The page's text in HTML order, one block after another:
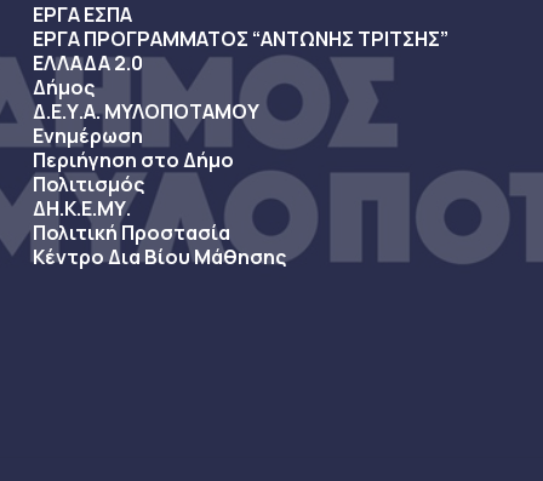
ΕΡΓΑ ΕΣΠΑ
ΕΡΓΑ ΠΡΟΓΡΑΜΜΑΤΟΣ “ΑΝΤΩΝΗΣ ΤΡΙΤΣΗΣ”
ΕΛΛΑΔΑ 2.0
Δήμος
Δ.Ε.Υ.Α. ΜΥΛΟΠΟΤΑΜΟΥ
Ενημέρωση
Περιήγηση στο Δήμο
Πολιτισμός
ΔΗ.Κ.Ε.ΜΥ.
Πολιτική Προστασία
Κέντρο Δια Βίου Μάθησης